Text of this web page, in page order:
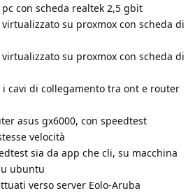
con scheda realtek 2,5 gbit
su proxmox con scheda di
su proxmox con scheda di
cavi di collegamento tra ont e router
asus gx6000, con speedtest
velocità
sia da app che cli, su macchina
ubuntu
verso server Eolo-Aruba